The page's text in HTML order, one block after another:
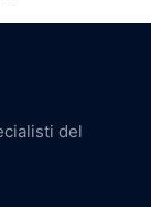
del